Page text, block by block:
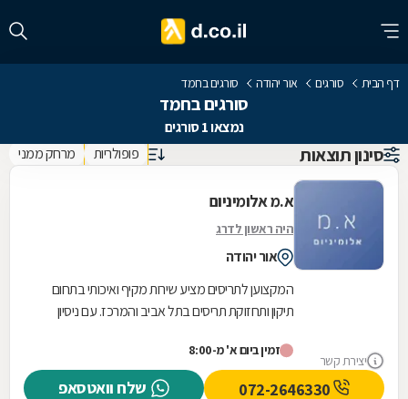
דף הבית סורגים אור יהודה סורגים בחמד
סורגים בחמד
נמצאו 1 סורגים
סינון תוצאות פופולריות מרחק ממני
יצירת קשר
א.מ אלומיניום
היה ראשון לדרג
אור יהודה
המקצוען לתריסים מציע שירות מקיף ואיכותי בתחום
תיקון ותחזוקת תריסים בתל אביב והמרכז. עם ניסיון
זמין ביום א' מ-8:00
שלח וואטסאפ